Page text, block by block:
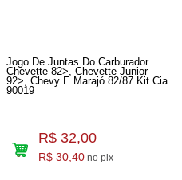
Jogo De Juntas Do Carburador
Chevette 82>, Chevette Junior
92>, Chevy E Marajó 82/87 Kit Cia
90019
R$ 32,00
R$ 30,40 no pix